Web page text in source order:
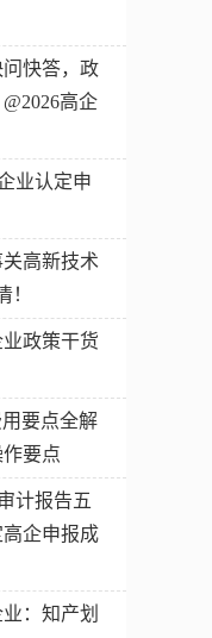
快答，政
高企
业认定申
高新技术
！
政策干货
要点全解
要点
计报告五
企申报成
：知产划